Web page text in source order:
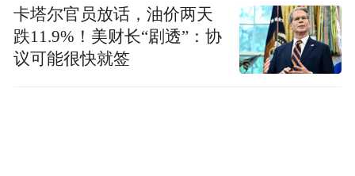
卡塔尔官员放话，油价两天
跌11.9%！美财长“剧透”：协
议可能很快就签